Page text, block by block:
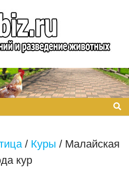
/ Куры / Малайская
кур